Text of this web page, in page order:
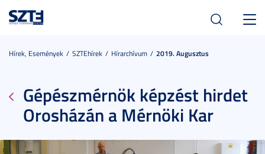
Hírek, Események SZTEhírek Hírarchívum 2019. Augusztus
Gépészmérnök képzést hirdet
Orosházán a Mérnöki Kar